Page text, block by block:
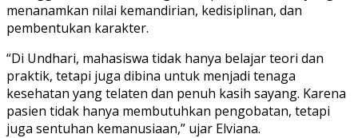
menanamkan nilai kemandirian, kedisiplinan, dan
pembentukan karakter.
“Di Undhari, mahasiswa tidak hanya belajar teori dan
praktik, tetapi juga dibina untuk menjadi tenaga
kesehatan yang telaten dan penuh kasih sayang. Karena
pasien tidak hanya membutuhkan pengobatan, tetapi
juga sentuhan kemanusiaan,” ujar Elviana.